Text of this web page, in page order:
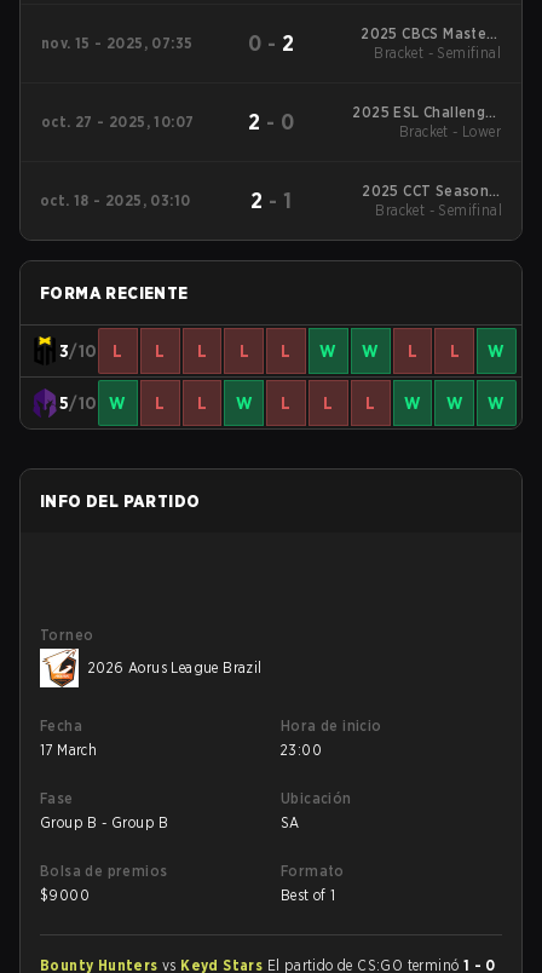
nov. 15 - 2025, 07:35 0 - 2
2025 CBCS Masters
Xeque Mate
Bracket - Semifinal
oct. 27 - 2025, 10:07 2 - 0
2025 ESL Challenger
League Season 50:
Bracket - Lower
oct. 18 - 2025, 03:10 2 - 1
2025 CCT Season 3
South American
Bracket - Semifinal
FORMA RECIENTE
3/10 L L L L L W W L L W
5/10 W L L W L L L W W W
INFO DEL PARTIDO
Torneo
2026 Aorus League Brazil
Fecha
17 March
Hora de inicio
23:00
Fase
Group B - Group B
Ubicación
SA
Bolsa de premios
$9000
Formato
Best of 1
Bounty Hunters vs Keyd Stars El partido de CS:GO terminó 1 - 0